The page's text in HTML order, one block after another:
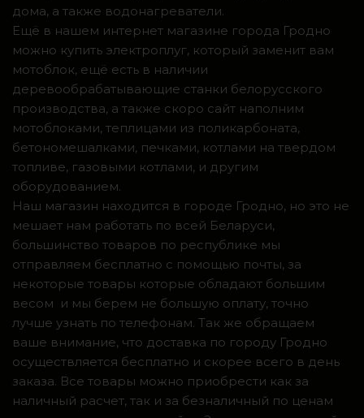
дома, а также водонагреватели.
Ещё в нашем интернет магазине города Гродно
можно купить электроплуг, который заменит вам
мотоблок, ещё есть в наличии
деревообрабатывающие станки белорусского
производства, а также скоро сайт наполним
мотоблоками, теплицами из поликарбоната,
бетономешалками, печками, котлами на твердом
топливе, газовыми котлами, и другим
оборудованием.
Наш магазин находится в городе Гродно, но это не
мешает нам работать по всей Беларуси,
большинство товаров по республике мы
отправляем бесплатно с помощью почты, за
некоторые товары которые обладают большим
весом и мы берем не большую оплату, точно
лучше узнать по телефонам. Так же обращаем
ваше внимание, что доставка по городу Гродно
осуществляется бесплатно и скорее всего в день
заказа. Все товары можно приобрести как за
наличный расчет, так и за безналичный по ценам